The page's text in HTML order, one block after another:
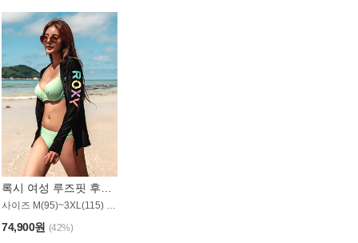
록시 여성 루즈핏 후드 래쉬가드 WT900BRX
사이즈 M(95)~3XL(115) / 롱기장 타입
74,900원 (42%)